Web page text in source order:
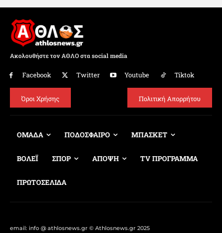
Ακολουθήστε τον ΑΘΛΟ στα social media
Facebook Twitter Youtube Tiktok
Όροι Χρήσης Πολιτική Απορρήτου
ΟΜΑΔΑ ΠΟΔΟΣΦΑΙΡΟ ΜΠΑΣΚΕΤ
ΒΟΛΕΪ ΣΠΟΡ ΑΠΟΨΗ TV ΠΡΟΓΡΑΜΜΑ
ΠΡΩΤΟΣΕΛΙΔΑ
email: info @ athlosnews.gr © Athlosnews.gr 2025